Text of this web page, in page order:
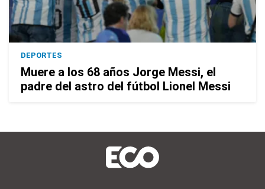
DEPORTES
Muere a los 68 años Jorge Messi, el
padre del astro del fútbol Lionel Messi